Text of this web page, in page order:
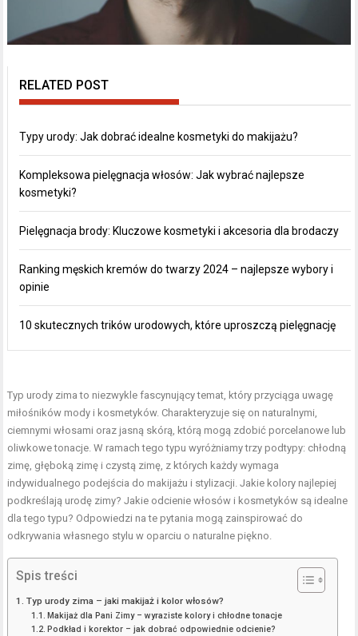
RELATED POST
Typy urody: Jak dobrać idealne kosmetyki do makijażu?
Kompleksowa pielęgnacja włosów: Jak wybrać najlepsze
kosmetyki?
Pielęgnacja brody: Kluczowe kosmetyki i akcesoria dla brodaczy
Ranking męskich kremów do twarzy 2024 – najlepsze wybory i
opinie
10 skutecznych trików urodowych, które uproszczą pielęgnację
Typ urody zima to niezwykle fascynujący temat, który przyciąga uwagę
miłośników mody i kosmetyków. Charakteryzuje się on naturalnymi,
ciemnymi włosami oraz jasną skórą, którą mogą zdobić porcelanowe lub
oliwkowe tonacje. W ramach tego typu wyróżniamy trzy podtypy: chłodną
zimę, głęboką zimę i czystą zimę, z których każdy wymaga
indywidualnego podejścia do makijażu i stylizacji. Jakie kolory najlepiej
podkreślają urodę zimy? Jakie odcienie włosów i kosmetyków są idealne
dla tego typu? Odpowiedzi na te pytania mogą zainspirować do
odkrywania własnego stylu w oparciu o naturalne piękno.
Spis treści
Typ urody zima – jaki makijaż i kolor włosów?
Makijaż dla Pani Zimy – wyraziste kolory i chłodne tonacje
Podkład i korektor – jak dobrać odpowiednie odcienie?